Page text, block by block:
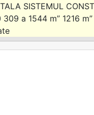
SISTEMUL
309 a 1544 m” 1216